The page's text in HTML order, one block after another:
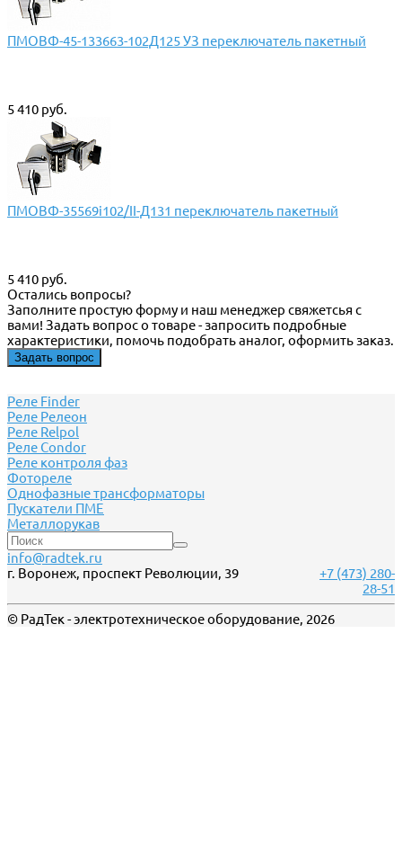
ПМОВФ-45-133663-102Д125 УЗ переключатель пакетный
5 410 руб.
ПМОВФ-35569i102/II-Д131 переключатель пакетный
5 410 руб.
Остались вопросы?
Заполните простую форму и наш менеджер свяжетсья с
вами! Задать вопрос о товаре - запросить подробные
характеристики, помочь подобрать аналог, оформить заказ.
Задать вопрос
Реле Finder
Реле Релеон
Реле Relpol
Реле Сondor
Реле контроля фаз
Фотореле
Однофазные трансформаторы
Пускатели ПМЕ
Металлорукав
info@radtek.ru
г. Воронеж, проспект Революции, 39
+7 (473) 280-
28-51
© РадТек - электротехническое оборудование, 2026